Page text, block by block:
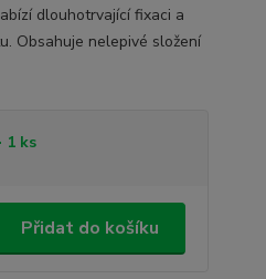
dlouhotrvající fixaci a
Obsahuje nelepivé složení
1 ks
Přidat do košíku